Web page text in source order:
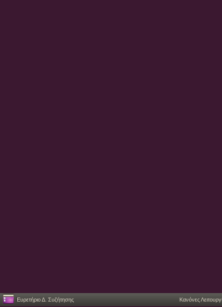
Ευρετήριο Δ. Συζήτησης Κανόνες